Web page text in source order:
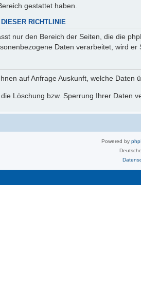
gestattet haben.
RICHTLINIE
nur den Bereich der Seiten, die die
Daten verarbeitet, wird
auf Anfrage Auskunft, welche Daten
Löschung bzw. Sperrung Ihrer Daten
Powered by